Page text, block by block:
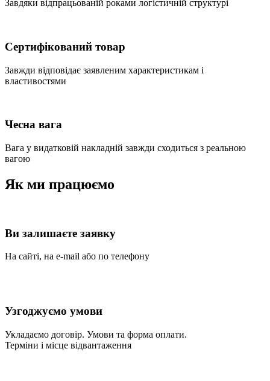
Завдяки відпрацьованій роками логістичній структурі
Сертифікований товар
Завжди відповідає заявленим характеристикам і
властивостями
Чесна вага
Вага у видатковій накладній завжди сходиться з реальною
вагою
Як ми працюємо
Ви залишаєте заявку
На сайті, на e-mail або по телефону
Узгоджуємо умови
Укладаємо договір. Умови та форма оплати.
Терміни і місце відвантаження